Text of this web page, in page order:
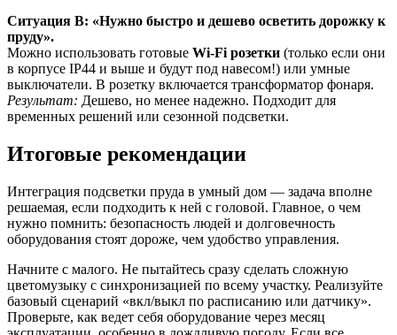
Ситуация В: «Нужно быстро и дешево осветить дорожку к
пруду».
Можно использовать готовые Wi-Fi розетки (только если они
в корпусе IP44 и выше и будут под навесом!) или умные
выключатели. В розетку включается трансформатор фонаря.
Результат: Дешево, но менее надежно. Подходит для
временных решений или сезонной подсветки.
Итоговые рекомендации
Интеграция подсветки пруда в умный дом — задача вполне
решаемая, если подходить к ней с головой. Главное, о чем
нужно помнить: безопасность людей и долговечность
оборудования стоят дороже, чем удобство управления.
Начните с малого. Не пытайтесь сразу сделать сложную
цветомузыку с синхронизацией по всему участку. Реализуйте
базовый сценарий «вкл/выкл по расписанию или датчику».
Проверьте, как ведет себя оборудование через месяц